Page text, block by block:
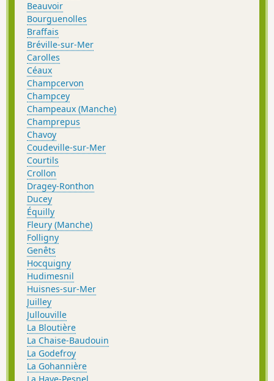
Beauvoir
Bourguenolles
Braffais
Bréville-sur-Mer
Carolles
Céaux
Champcervon
Champcey
Champeaux (Manche)
Champrepus
Chavoy
Coudeville-sur-Mer
Courtils
Crollon
Dragey-Ronthon
Ducey
Équilly
Fleury (Manche)
Folligny
Genêts
Hocquigny
Hudimesnil
Huisnes-sur-Mer
Juilley
Jullouville
La Bloutière
La Chaise-Baudouin
La Godefroy
La Gohannière